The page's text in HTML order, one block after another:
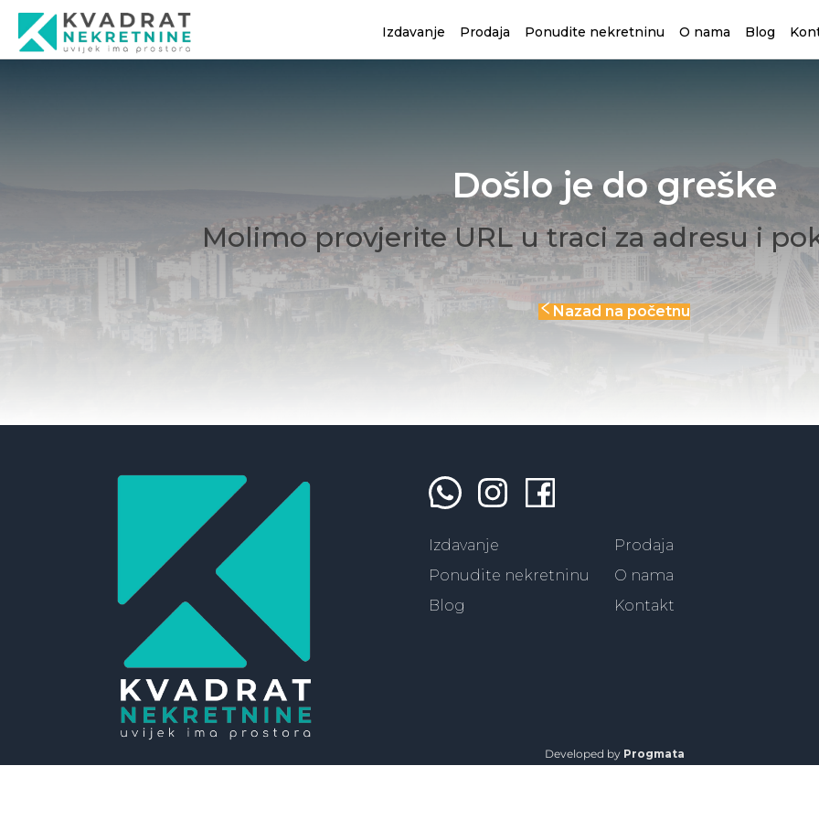
Izdavanje Prodaja Ponudite nekretninu O nama Blog
Došlo je do greške
Molimo provjerite URL u traci za adresu i
Nazad na početnu
Izdavanje
Prodaja
Ponudite nekretninu
O nama
Blog
Kontakt
Developed by Progmata